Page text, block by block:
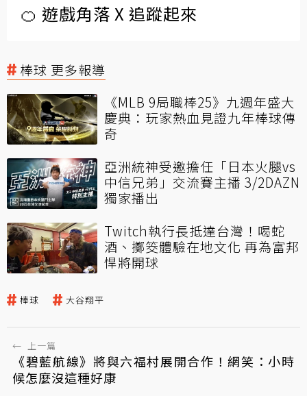
🍊 遊戲角落 X 追蹤起來
棒球 更多報導
《MLB 9局職棒25》九週年盛大
慶典：玩家熱血見證九年棒球傳
奇
亞洲統神受邀擔任「日本火腿vs
中信兄弟」交流賽主播 3/2DAZN
獨家播出
Twitch執行長抵達台灣！喝蛇
酒、擲筊體驗在地文化 再為富邦
悍將開球
棒球 大谷翔平
← 上一篇
《碧藍航線》將與六福村展開合作！網笑：小時
候怎麼沒這種好康